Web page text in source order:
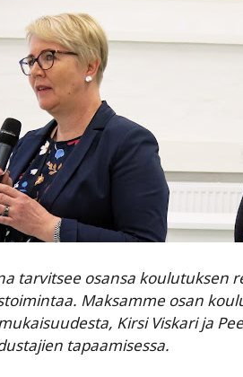
tarvitsee osansa koulutuksen
Maksamme osan
Kirsi Viskari ja
tapaamisessa.